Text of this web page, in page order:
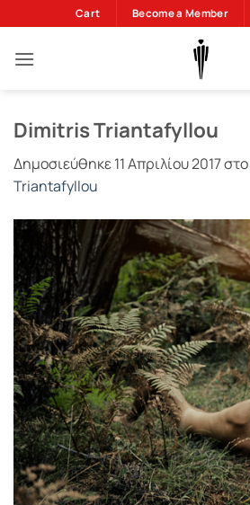
στο
περιεχόμενο
Cart Become a Member
Dimitris Triantafyllou
Δημοσιεύθηκε11 Απριλίου 2017στο
Triantafyllou